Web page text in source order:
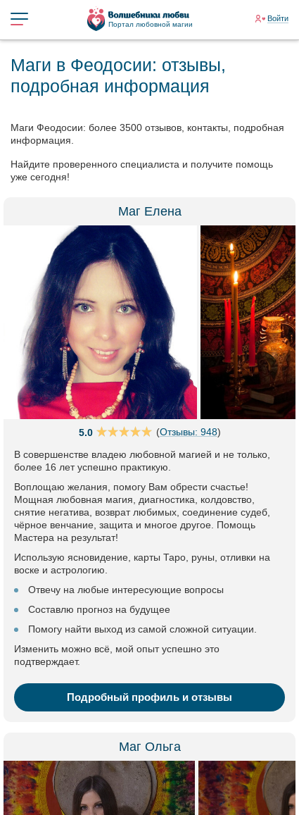
Портал любовной магии
Войти
Маги в Феодосии: отзывы,
подробная информация
Маги Феодосии: более 3500 отзывов, контакты, подробная
информация.
Найдите проверенного специалиста и получите помощь
уже сегодня!
Маг Елена
5.0 (Отзывы: 948)
В совершенстве владею любовной магией и не только,
более 16 лет успешно практикую.
Воплощаю желания, помогу Вам обрести счастье!
Мощная любовная магия, диагностика, колдовство,
снятие негатива, возврат любимых, соединение судеб,
чёрное венчание, защита и многое другое. Помощь
Мастера на результат!
Использую ясновидение, карты Таро, руны, отливки на
воске и астрологию.
Отвечу на любые интересующие вопросы
Составлю прогноз на будущее
Помогу найти выход из самой сложной ситуации.
Изменить можно всё, мой опыт успешно это
подтверждает.
Подробный профиль и отзывы
Маг Ольга